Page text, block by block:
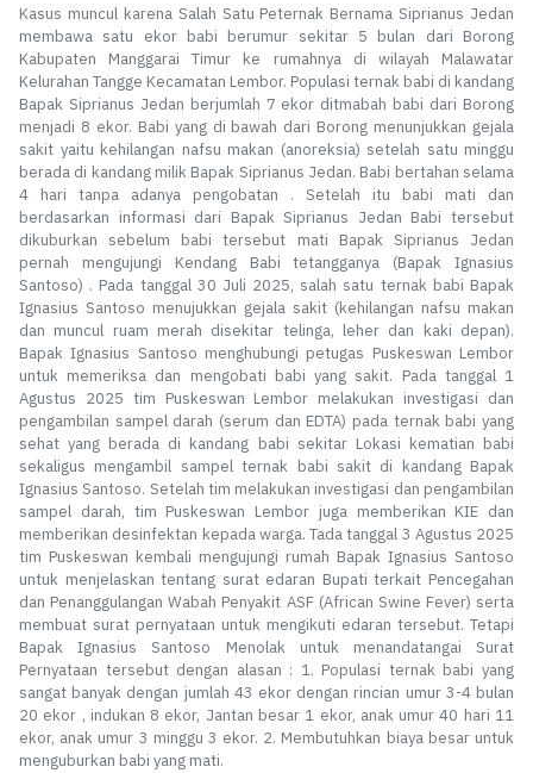
Kasus muncul karena Salah Satu Peternak Bernama Siprianus Jedan
membawa satu ekor babi berumur sekitar 5 bulan dari Borong
Kabupaten Manggarai Timur ke rumahnya di wilayah Malawatar
Kelurahan Tangge Kecamatan Lembor. Populasi ternak babi di kandang
Bapak Siprianus Jedan berjumlah 7 ekor ditmabah babi dari Borong
menjadi 8 ekor. Babi yang di bawah dari Borong menunjukkan gejala
sakit yaitu kehilangan nafsu makan (anoreksia) setelah satu minggu
berada di kandang milik Bapak Siprianus Jedan. Babi bertahan selama
4 hari tanpa adanya pengobatan . Setelah itu babi mati dan
berdasarkan informasi dari Bapak Siprianus Jedan Babi tersebut
dikuburkan sebelum babi tersebut mati Bapak Siprianus Jedan
pernah mengujungi Kendang Babi tetangganya (Bapak Ignasius
Santoso) . Pada tanggal 30 Juli 2025, salah satu ternak babi Bapak
Ignasius Santoso menujukkan gejala sakit (kehilangan nafsu makan
dan muncul ruam merah disekitar telinga, leher dan kaki depan).
Bapak Ignasius Santoso menghubungi petugas Puskeswan Lembor
untuk memeriksa dan mengobati babi yang sakit. Pada tanggal 1
Agustus 2025 tim Puskeswan Lembor melakukan investigasi dan
pengambilan sampel darah (serum dan EDTA) pada ternak babi yang
sehat yang berada di kandang babi sekitar Lokasi kematian babi
sekaligus mengambil sampel ternak babi sakit di kandang Bapak
Ignasius Santoso. Setelah tim melakukan investigasi dan pengambilan
sampel darah, tim Puskeswan Lembor juga memberikan KIE dan
memberikan desinfektan kepada warga. Tada tanggal 3 Agustus 2025
tim Puskeswan kembali mengujungi rumah Bapak Ignasius Santoso
untuk menjelaskan tentang surat edaran Bupati terkait Pencegahan
dan Penanggulangan Wabah Penyakit ASF (African Swine Fever) serta
membuat surat pernyataan untuk mengikuti edaran tersebut. Tetapi
Bapak Ignasius Santoso Menolak untuk menandatangai Surat
Pernyataan tersebut dengan alasan : 1. Populasi ternak babi yang
sangat banyak dengan jumlah 43 ekor dengan rincian umur 3-4 bulan
20 ekor , indukan 8 ekor, Jantan besar 1 ekor, anak umur 40 hari 11
ekor, anak umur 3 minggu 3 ekor. 2. Membutuhkan biaya besar untuk
menguburkan babi yang mati.